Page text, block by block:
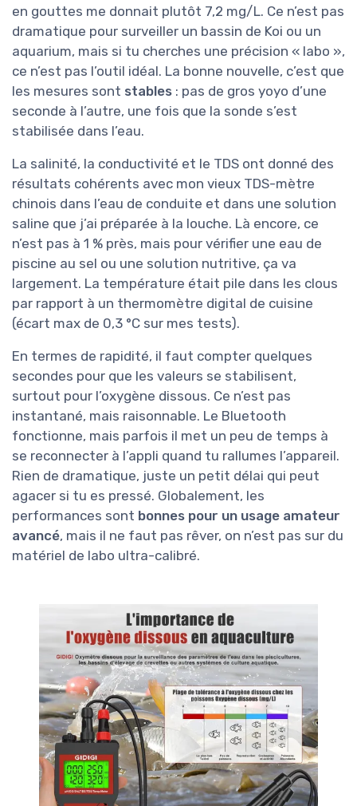
en gouttes me donnait plutôt 7,2 mg/L. Ce n’est pas
dramatique pour surveiller un bassin de Koi ou un
aquarium, mais si tu cherches une précision « labo »,
ce n’est pas l’outil idéal. La bonne nouvelle, c’est que
les mesures sont stables : pas de gros yoyo d’une
seconde à l’autre, une fois que la sonde s’est
stabilisée dans l’eau.
La salinité, la conductivité et le TDS ont donné des
résultats cohérents avec mon vieux TDS-mètre
chinois dans l’eau de conduite et dans une solution
saline que j’ai préparée à la louche. Là encore, ce
n’est pas à 1 % près, mais pour vérifier une eau de
piscine au sel ou une solution nutritive, ça va
largement. La température était pile dans les clous
par rapport à un thermomètre digital de cuisine
(écart max de 0,3 °C sur mes tests).
En termes de rapidité, il faut compter quelques
secondes pour que les valeurs se stabilisent,
surtout pour l’oxygène dissous. Ce n’est pas
instantané, mais raisonnable. Le Bluetooth
fonctionne, mais parfois il met un peu de temps à
se reconnecter à l’appli quand tu rallumes l’appareil.
Rien de dramatique, juste un petit délai qui peut
agacer si tu es pressé. Globalement, les
performances sont bonnes pour un usage amateur
avancé, mais il ne faut pas rêver, on n’est pas sur du
matériel de labo ultra-calibré.